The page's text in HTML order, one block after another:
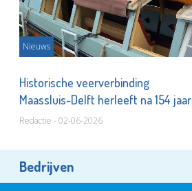
Nieuws
Historische veerverbinding
Maassluis-Delft herleeft na 154 jaar
Redactie - 02-06-2026
Bedrijven